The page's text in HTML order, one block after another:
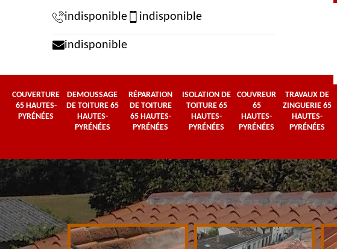
indisponible indisponible
indisponible
COUVERTURE
65 HAUTES-
PYRÉNÉES
DEMOUSSAGE
DE TOITURE 65
HAUTES-
PYRÉNÉES
RÉPARATION
DE TOITURE
65 HAUTES-
PYRÉNÉES
ISOLATION DE
TOITURE 65
HAUTES-
PYRÉNÉES
COUVREUR
65
HAUTES-
PYRÉNÉES
TRAVAUX DE
ZINGUERIE 65
HAUTES-
PYRÉNÉES